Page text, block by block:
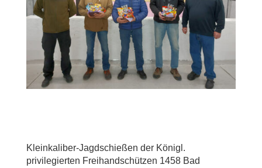
Kleinkaliber-Jagdschießen der Königl.
privilegierten Freihandschützen 1458 Bad